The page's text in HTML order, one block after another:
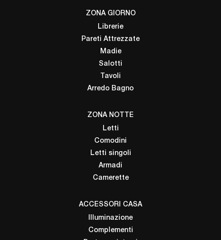
ZONA GIORNO
Librerie
Pareti Attrezzate
Madie
Salotti
Tavoli
Arredo Bagno
ZONA NOTTE
Letti
Comodini
Letti singoli
Armadi
Camerette
ACCESSORI CASA
Illuminazione
Complementi